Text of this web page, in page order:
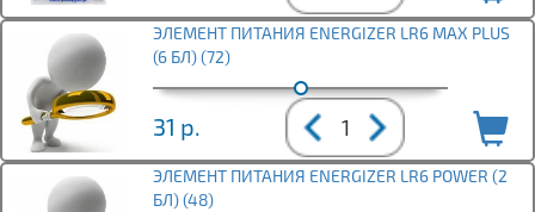
ЭЛЕМЕНТ ПИТАНИЯ ENERGIZER LR6 MAX PLUS
(6 БЛ) (72)
31 р.
ЭЛЕМЕНТ ПИТАНИЯ ENERGIZER LR6 POWER (2
БЛ) (48)